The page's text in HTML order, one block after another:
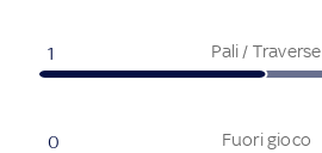
Pali / Traverse
1
Fuori gioco
0